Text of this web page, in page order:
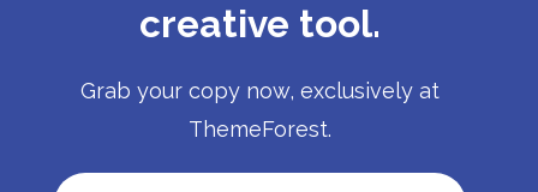
creative tool.
Grab your copy now, exclusively at
ThemeForest.